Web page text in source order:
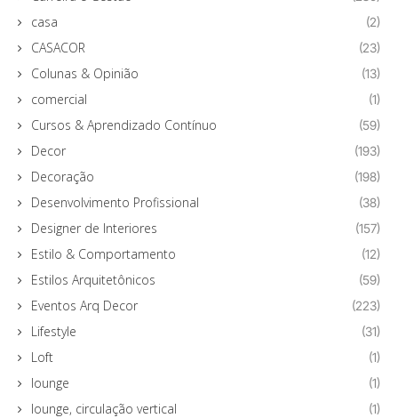
casa (2)
CASACOR (23)
Colunas & Opinião (13)
comercial (1)
Cursos & Aprendizado Contínuo (59)
Decor (193)
Decoração (198)
Desenvolvimento Profissional (38)
Designer de Interiores (157)
Estilo & Comportamento (12)
Estilos Arquitetônicos (59)
Eventos Arq Decor (223)
Lifestyle (31)
Loft (1)
lounge (1)
lounge, circulação vertical (1)